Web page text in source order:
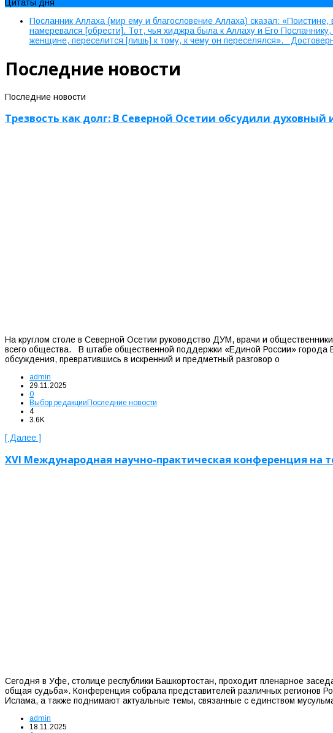
Цитаты дня
Посланник Аллаха (мир ему и благословение Аллаха) сказал:
намеревался [обрести]. Тот, чья хиджра была к Аллаху и Его
женщине, переселится [лишь] к тому, к чему он переселялся».
Последние новости
Последние новости
Трезвость как долг: В Северной Осетии обсудили
На круглом столе в Северной Осетии руководство ДУМ, врачи и
всего общества. В штабе общественной поддержки «Единой России» города
обсуждения, превратившись в искренний и предметный разговор о
admin
29.11.2025
0
Выбор редакции Последние новости
4
3.6K
[ Далее ]
XVI Международная научно-практическая конференция
Сегодня в Уфе, столице республики Башкортостан, проходит пленарное
общая судьба». Конференция собрала представителей различных регионов
Ислама, а также поднимают актуальные темы, связанные с единством
admin
18.11.2025